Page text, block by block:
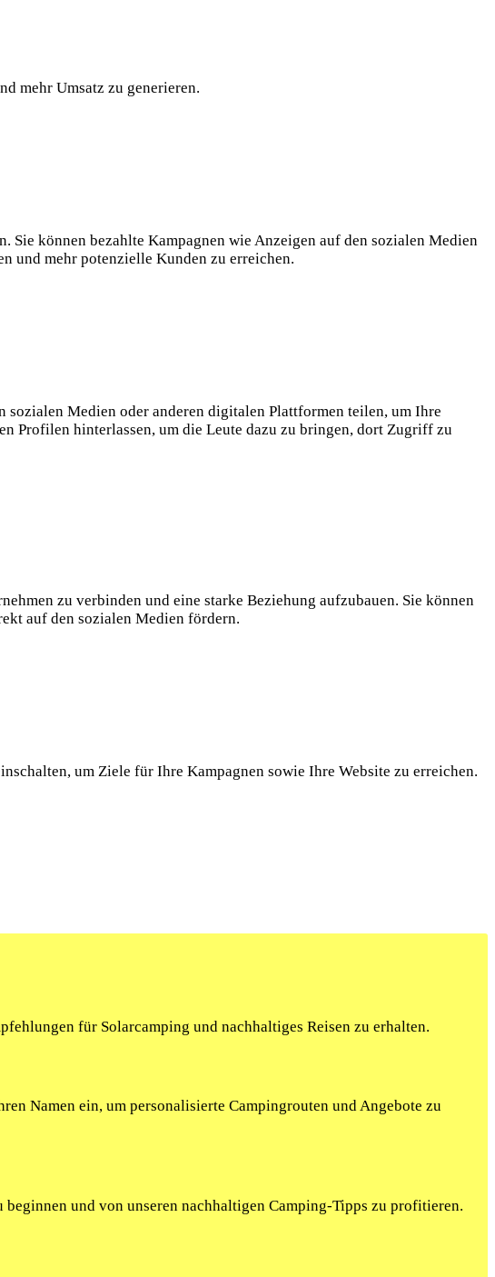
mehr Umsatz zu generieren.
können bezahlte Kampagnen wie Anzeigen auf den sozialen Medien
und mehr potenzielle Kunden zu erreichen.
sozialen Medien oder anderen digitalen Plattformen teilen, um Ihre
Profilen hinterlassen, um die Leute dazu zu bringen, dort Zugriff zu
zu verbinden und eine starke Beziehung aufzubauen. Sie können
auf den sozialen Medien fördern.
um Ziele für Ihre Kampagnen sowie Ihre Website zu erreichen.
für Solarcamping und nachhaltiges Reisen zu erhalten.
Namen ein, um personalisierte Campingrouten und Angebote zu
und von unseren nachhaltigen Camping-Tipps zu profitieren.